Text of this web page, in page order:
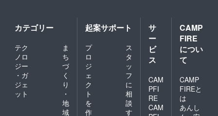
カテゴリー
テク
ノロ
ジー
・ガ
ジェ
ット
ま
ち
づ
く
り
・
地
域
起案サポート
プ
ロ
ジ
ェ
ク
ト
を
作
ス
タ
ッ
フ
に
相
談
す
サ
ー
ビ
ス
CAM
PFI
RE
CAM
CAMP
FIRE
につい
て
CAMP
FIREと
は
あんし